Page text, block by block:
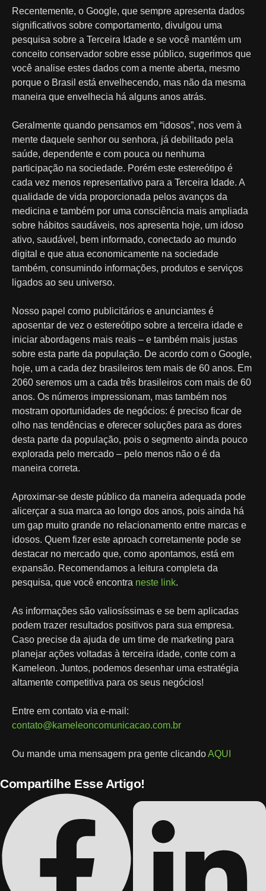
Recentemente, o Google, que sempre apresenta dados
significativos sobre comportamento, divulgou uma
pesquisa sobre a Terceira Idade e se você mantém um
conceito conservador sobre esse público, sugerimos que
você analise estes dados com a mente aberta, mesmo
porque o Brasil está envelhecendo, mas não da mesma
maneira que envelhecia há alguns anos atrás.
Geralmente quando pensamos em “idosos”, nos vem à
mente daquele senhor ou senhora, já debilitado pela
saúde, dependente e com pouca ou nenhuma
participação na sociedade. Porém este estereótipo é
cada vez menos representativo para a Terceira Idade. A
qualidade de vida proporcionada pelos avanços da
medicina e também por uma consciência mais ampliada
sobre hábitos saudáveis, nos apresenta hoje, um idoso
ativo, saudável, bem informado, conectado ao mundo
digital e que atua economicamente na sociedade
também, consumindo informações, produtos e serviços
ligados ao seu universo.
Nosso papel como publicitários e anunciantes é
aposentar de vez o estereótipo sobre a terceira idade e
iniciar abordagens mais reais – e também mais justas
sobre esta parte da população. De acordo com o Google,
hoje, um a cada dez brasileiros tem mais de 60 anos. Em
2060 seremos um a cada três brasileiros com mais de 60
anos. Os números impressionam, mas também nos
mostram oportunidades de negócios: é preciso ficar de
olho nas tendências e oferecer soluções para as dores
desta parte da população, pois o segmento ainda pouco
explorada pelo mercado – pelo menos não o é da
maneira correta.
Aproximar-se deste público da maneira adequada pode
alicerçar a sua marca ao longo dos anos, pois ainda há
um gap muito grande no relacionamento entre marcas e
idosos. Quem fizer este aproach corretamente pode se
destacar no mercado que, como apontamos, está em
expansão. Recomendamos a leitura completa da
pesquisa, que você encontra neste link.
As informações são valiosíssimas e se bem aplicadas
podem trazer resultados positivos para sua empresa.
Caso precise da ajuda de um time de marketing para
planejar ações voltadas à terceira idade, conte com a
Kameleon. Juntos, podemos desenhar uma estratégia
altamente competitiva para os seus negócios!
Entre em contato via e-mail:
contato@kameleoncomunicacao.com.br
Ou mande uma mensagem pra gente clicandoAQUI
Compartilhe Esse Artigo!